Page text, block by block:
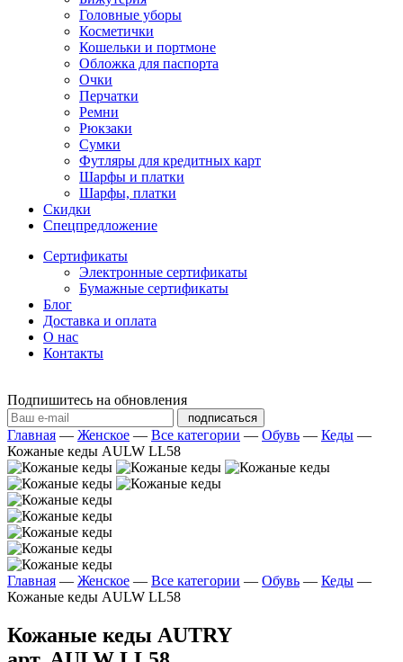
Головные уборы
Косметички
Кошельки и портмоне
Обложка для паспорта
Очки
Перчатки
Ремни
Рюкзаки
Сумки
Футляры для кредитных карт
Шарфы и платки
Шарфы, платки
Скидки
Спецпредложение
Сертификаты
Электронные сертификаты
Бумажные сертификаты
Блог
Доставка и оплата
О нас
Контакты
Подпишитесь на обновления
подписаться
Главная — Женское — Все категории — Обувь — Кеды —
Кожаные кеды AULW LL58
Главная — Женское — Все категории — Обувь — Кеды —
Кожаные кеды AULW LL58
Кожаные кеды AUTRY